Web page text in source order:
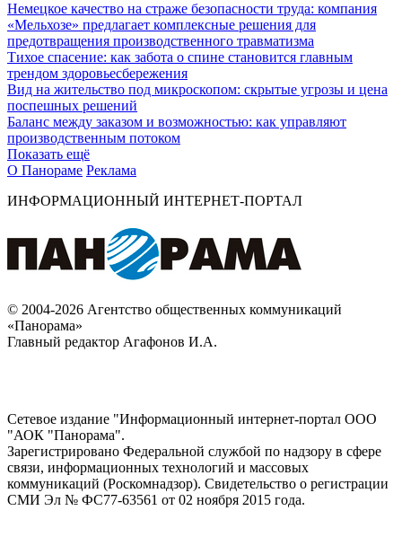
Немецкое качество на страже безопасности труда: компания
«Мельхозе» предлагает комплексные решения для
предотвращения производственного травматизма
Тихое спасение: как забота о спине становится главным
трендом здоровьесбережения
Вид на жительство под микроскопом: скрытые угрозы и цена
поспешных решений
Баланс между заказом и возможностью: как управляют
производственным потоком
Показать ещё
О Панораме Реклама
ИНФОРМАЦИОННЫЙ ИНТЕРНЕТ-ПОРТАЛ
© 2004-2026 Агентство общественных коммуникаций
«Панорама»
Главный редактор Агафонов И.А.
Сетевое издание "Информационный интернет-портал ООО
"АОК "Панорама".
Зарегистрировано Федеральной службой по надзору в сфере
связи, информационных технологий и массовых
коммуникаций (Роскомнадзор). Cвидетельство о регистрации
СМИ Эл № ФС77-63561 от 02 ноября 2015 года.